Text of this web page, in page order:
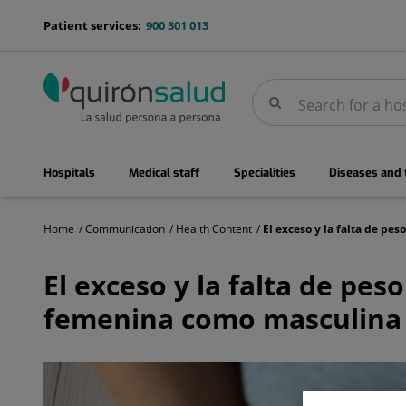
menu-
900 301 013
Patient services:
SearchSearch
menuPrincipal
Hospitals Medical staff Specialities Diseases
Home Communication Health Content
falta
pueden
influir
El exceso y la falta de
femenina como masculina